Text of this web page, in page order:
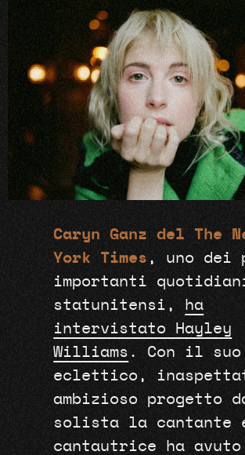
Caryn Ganz del The
York Times , uno dei
importanti
statunitensi,
ha
intervistato Hayley
Williams . Con il suo
eclettico,
ambizioso progetto
solista la cantante
cantautrice ha avuto